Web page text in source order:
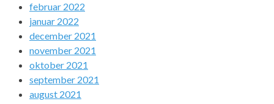
februar 2022
januar 2022
december 2021
november 2021
oktober 2021
september 2021
august 2021